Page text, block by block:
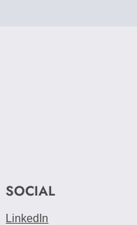
SOCIAL
LinkedIn